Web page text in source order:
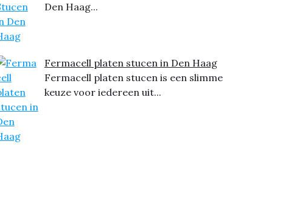
Den Haag...
Fermacell platen stucen in Den Haag
Fermacell platen stucen is een slimme
keuze voor iedereen uit...